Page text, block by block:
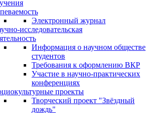
Электронный журнал
исследовательская
Информация о научном обществе
студентов
Требования к оформлению ВКР
Участие в научно-практических
конференциях
проекты
Творческий проект "Звёздный
дождь"